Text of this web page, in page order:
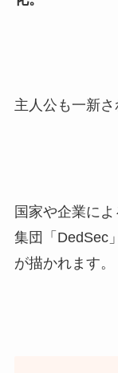
主人公も一新さ
国家や企業に
集団「DedSec
が描かれます。